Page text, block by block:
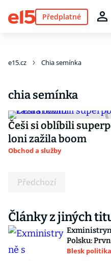
Předplatné
e15.cz Chia semínka
chia semínka
Češi si oblíbili
loni zažila boom
Obchod a služby
Předchozí
Články z jiných
Polsku:
Blesk politika